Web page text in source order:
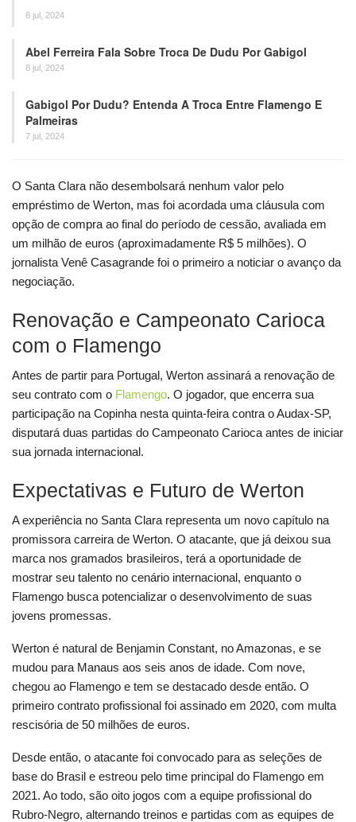
8 jul, 2024
Abel Ferreira Fala Sobre Troca De Dudu Por Gabigol
8 jul, 2024
Gabigol Por Dudu? Entenda A Troca Entre Flamengo E
Palmeiras
7 jul, 2024
O Santa Clara não desembolsará nenhum valor pelo
empréstimo de Werton, mas foi acordada uma cláusula com
opção de compra ao final do período de cessão, avaliada em
um milhão de euros (aproximadamente R$ 5 milhões). O
jornalista Venê Casagrande foi o primeiro a noticiar o avanço da
negociação.
Renovação e Campeonato Carioca
com o Flamengo
Antes de partir para Portugal, Werton assinará a renovação de
seu contrato com o Flamengo. O jogador, que encerra sua
participação na Copinha nesta quinta-feira contra o Audax-SP,
disputará duas partidas do Campeonato Carioca antes de iniciar
sua jornada internacional.
Expectativas e Futuro de Werton
A experiência no Santa Clara representa um novo capítulo na
promissora carreira de Werton. O atacante, que já deixou sua
marca nos gramados brasileiros, terá a oportunidade de
mostrar seu talento no cenário internacional, enquanto o
Flamengo busca potencializar o desenvolvimento de suas
jovens promessas.
Werton é natural de Benjamin Constant, no Amazonas, e se
mudou para Manaus aos seis anos de idade. Com nove,
chegou ao Flamengo e tem se destacado desde então. O
primeiro contrato profissional foi assinado em 2020, com multa
rescisória de 50 milhões de euros.
Desde então, o atacante foi convocado para as seleções de
base do Brasil e estreou pelo time principal do Flamengo em
2021. Ao todo, são oito jogos com a equipe profissional do
Rubro-Negro, alternando treinos e partidas com as equipes de